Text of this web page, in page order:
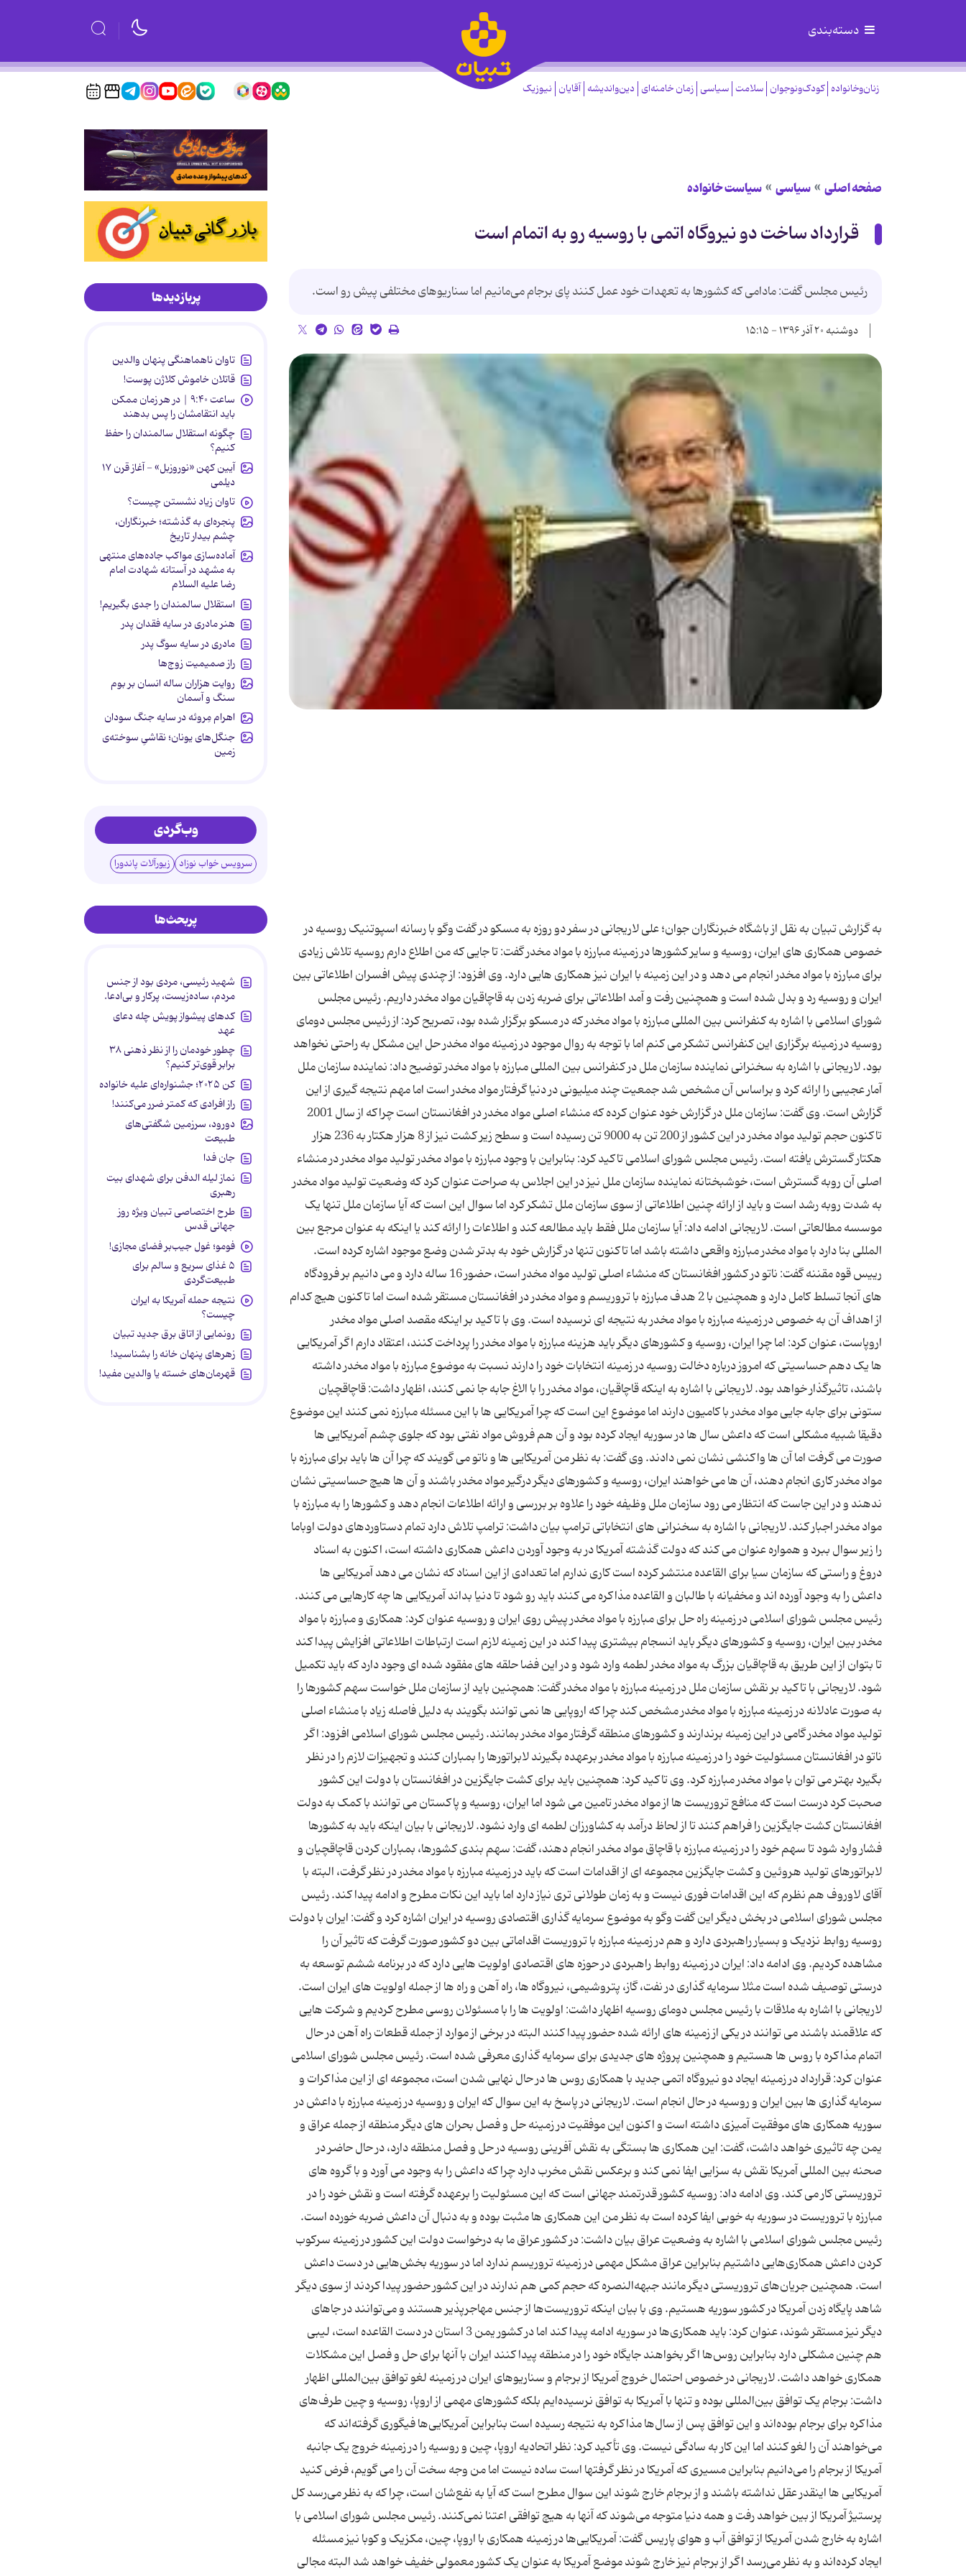
دسته‌بندی
زنان‌وخانواده کودک‌ونوجوان سلامت سیاسی زمان خامنه‌ای دین‌واندیشه آقایان نیوزیک
صفحه اصلی سیاسی سیاست خانواده
قرارداد ساخت دو نیروگاه اتمی با روسیه رو به اتمام است
رئیس مجلس گفت: مادامی که کشورها به تعهدات خود عمل کنند پای برجام می‌مانیم اما سناریوهای مختلفی پیش رو است.
دوشنبه ۲۰ آذر ۱۳۹۶ - ۱۵:۱۵
پربازدیدها
تاوان ناهماهنگی پنهان والدین
قاتلان خاموش کلاژن پوست!
ساعت ۹:۴۰ | در هر زمان ممکن
باید انتقامشان را پس بدهند
چگونه استقلال سالمندان را حفظ
کنیم؟
آیین کهن «نوروزبل» - آغاز قرن ۱۷
دیلمی
تاوان زیاد نشستن چیست؟
پنجره‌ای به گذشته؛ خبرنگاران،
چشم بیدار تاریخ
آماده‌سازی مواکب جاده‌های منتهی
به مشهد در آستانه شهادت امام
رضا علیه السلام
استقلال سالمندان را جدی بگیریم!
هنر مادری در سایه‌ فقدان پدر
مادری در سایه سوگ پدر
راز صمیمیت زوج‌ها
روایت هزاران ساله انسان بر بوم
سنگ و آسمان
اهرام مِروئه در سایه جنگ سودان
جنگل‌های یونان؛ نقاشیِ سوخته‌ی
زمین
وب‌گردی
سرویس خواب نوزاد زیورآلات پاندورا
پربحث‌ها
شهید رئیسی، مردی بود از جنس
مردم، ساده‌زیست، پرکار و بی‌ادعا.
کدهای پیشواز پویش چله دعای
عهد
چطور خودمان را از نظر ذهنی ۳۸
برابر قوی‌تر کنیم؟
کن ۲۰۲۵؛ جشنواره‌ای علیه خانواده
راز افرادی که کمتر ضرر می‌کنند!
دورود، سرزمین شگفتی‌های
طبیعت
جان فدا
نماز لیله الدفن برای شهدای بیت
رهبری
طرح اختصاصی تبیان ویژه روز
جهانی قدس
فومو؛ غول جیب‌بر فضای مجازی!
۵ غذای سریع و سالم برای
طبیعت‌گردی
نتیجه حمله آمریکا به ایران
چیست؟
رونمایی از اتاق برق جدید تبیان
زهرهای پنهان خانه را بشناسید!
قهرمان‌های خسته یا والدین مفید!